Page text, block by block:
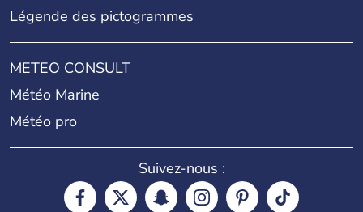
Légende des pictogrammes
METEO CONSULT
Météo Marine
Météo pro
Suivez-nous :